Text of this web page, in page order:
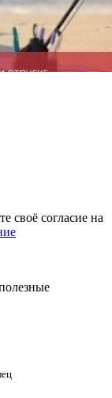
своё согласие на